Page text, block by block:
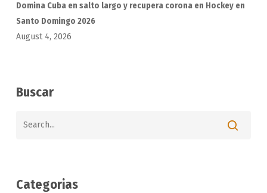
Domina Cuba en salto largo y recupera corona en Hockey en
Santo Domingo 2026
August 4, 2026
Buscar
Categorias